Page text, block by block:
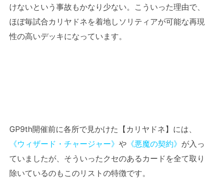
けないという事故もかなり少ない。こういった理由で、
ほぼ毎試合カリヤドネを着地しソリティアが可能な再現
性の高いデッキになっています。
GP9th開催前に各所で見かけた【カリヤドネ】には、
《ウィザード・チャージャー》 や 《悪魔の契約》 が入っ
ていましたが、そういったクセのあるカードを全て取り
除いているのもこのリストの特徴です。